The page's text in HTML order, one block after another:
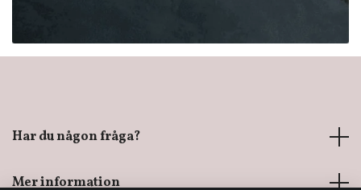
Har du någon fråga?
Mer information